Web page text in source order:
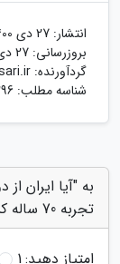
انتشار: 27 دی 1400
بروزرسانی: 27 دی 1400
گردآورنده:
شناسه مطلب: 8296
به "آیا ایران
تجربه 70 ساله کشور در تغییر اقلیم" امتیاز دهید
امتیاز دهید:1